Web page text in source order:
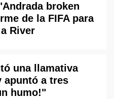
broken
de la FIFA para
River
una llamativa
apuntó a tres
humo!"